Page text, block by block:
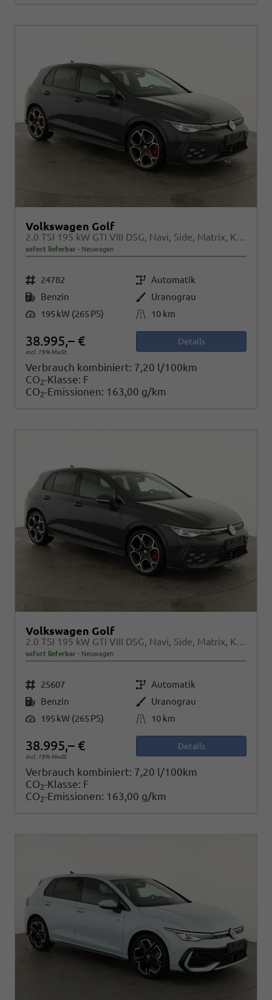
Volkswagen Golf
2.0 TSI 195 kW GTI VIII DSG, Navi, Side, Matrix, Kamera, Winter, 19-Zoll
sofort lieferbar Neuwagen
Fahrzeugnr. 24782 Getriebe Automatik
Kraftstoff Benzin Außenfarbe Uranograu
Leistung 195 kW (265 PS) Kilometerstand 10 km
38.995,– €
incl. 19% MwSt.
Details
Verbrauch kombiniert: 7,20 l/100km
CO2-Klasse: F
CO2-Emissionen: 163,00 g/km
Volkswagen Golf
2.0 TSI 195 kW GTI VIII DSG, Navi, Side, Matrix, Kamera, Winter, 19-Zoll
sofort lieferbar Neuwagen
Fahrzeugnr. 25607 Getriebe Automatik
Kraftstoff Benzin Außenfarbe Uranograu
Leistung 195 kW (265 PS) Kilometerstand 10 km
38.995,– €
incl. 19% MwSt.
Details
Verbrauch kombiniert: 7,20 l/100km
CO2-Klasse: F
CO2-Emissionen: 163,00 g/km